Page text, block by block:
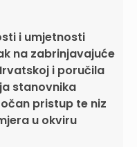
i umjetnosti
na zabrinjavajuće
i poručila
stanovnika
pristup te niz
u okviru